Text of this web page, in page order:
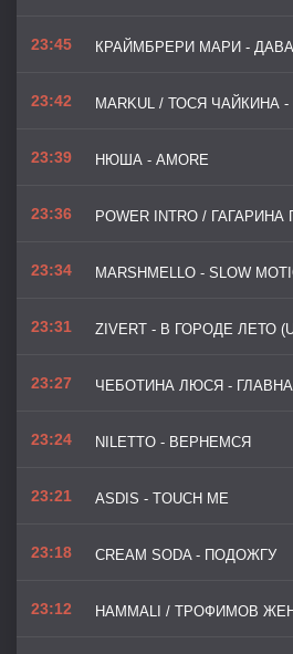
23:45
23:42
23:39 НЮША - AMORE
23:36
23:34
23:31
23:27
23:24 NILETTO - ВЕРНЕМСЯ
23:21 ASDIS - TOUCH ME
23:18 CREAM SODA - ПОДОЖГУ
23:12